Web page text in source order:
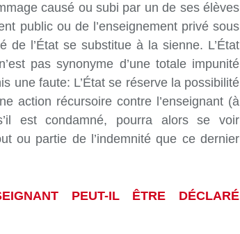
causé ou subi par un de ses élèves
public ou de l’enseignement privé sous
de l’État se substitue à la sienne. L’État
n’est pas synonyme d’une totale impunité
une faute: L’État se réserve la possibilité
action récursoire contre l’enseignant (à
estcondamné, pourra alors se voir
ou partie de l’indemnité que ce dernier
PEUT-IL ÊTRE DÉCLARÉ